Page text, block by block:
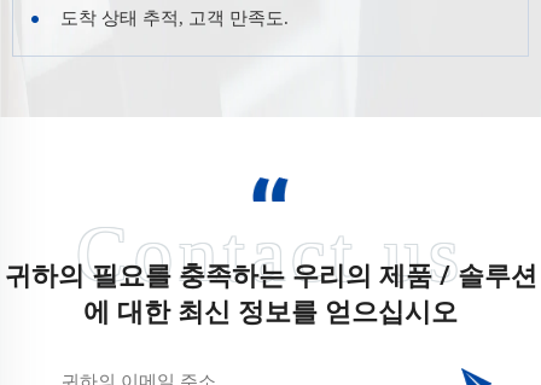
도착 상태 추적, 고객 만족도.
귀하의 필요를 충족하는 우리의 제품 / 솔루션
에 대한 최신 정보를 얻으십시오